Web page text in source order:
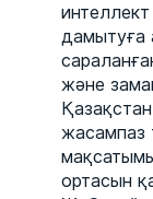
дамытуға
және
жасампаз
ортасын